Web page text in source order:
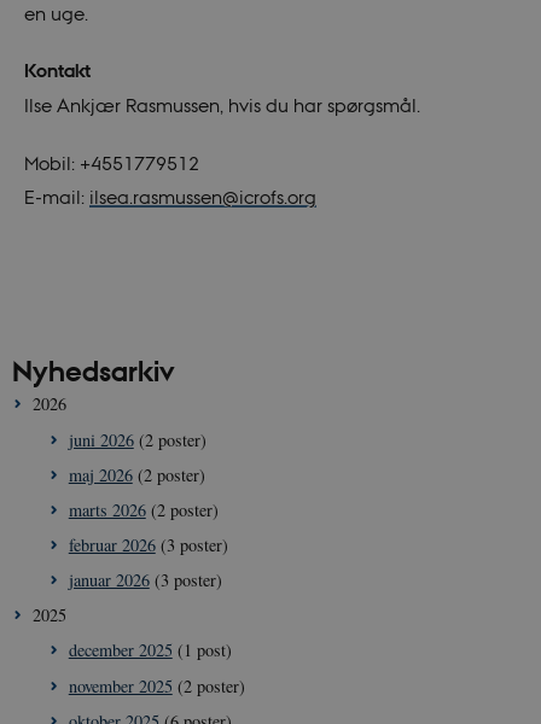
en uge.
Kontakt
Ilse Ankjær Rasmussen, hvis du har spørgsmål.
Mobil: +4551779512
E-mail: ilsea.rasmussen@icrofs.org
Nyhedsarkiv
2026
juni 2026(2 poster)
maj 2026(2 poster)
marts 2026(2 poster)
februar 2026(3 poster)
januar 2026(3 poster)
2025
december 2025 (1 post)
november 2025 (2 poster)